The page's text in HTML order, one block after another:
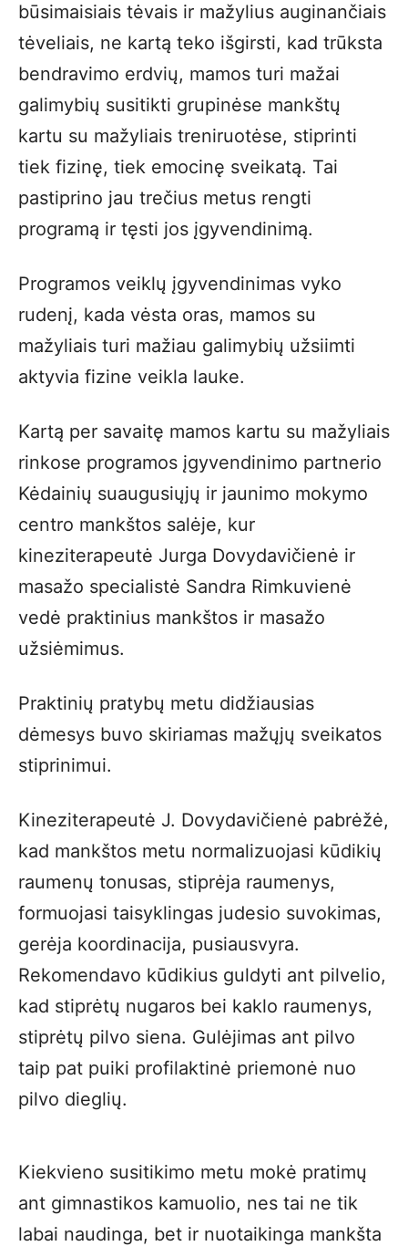
būsimaisiais tėvais ir mažylius auginančiais
tėveliais, ne kartą teko išgirsti, kad trūksta
bendravimo erdvių, mamos turi mažai
galimybių susitikti grupinėse mankštų
kartu su mažyliais treniruotėse, stiprinti
tiek fizinę, tiek emocinę sveikatą. Tai
pastiprino jau trečius metus rengti
programą ir tęsti jos įgyvendinimą.
Programos veiklų įgyvendinimas vyko
rudenį, kada vėsta oras, mamos su
mažyliais turi mažiau galimybių užsiimti
aktyvia fizine veikla lauke.
Kartą per savaitę mamos kartu su mažyliais
rinkose programos įgyvendinimo partnerio
Kėdainių suaugusiųjų ir jaunimo mokymo
centro mankštos salėje, kur
kineziterapeutė Jurga Dovydavičienė ir
masažo specialistė Sandra Rimkuvienė
vedė praktinius mankštos ir masažo
užsiėmimus.
Praktinių pratybų metu didžiausias
dėmesys buvo skiriamas mažųjų sveikatos
stiprinimui.
Kineziterapeutė J. Dovydavičienė pabrėžė,
kad mankštos metu normalizuojasi kūdikių
raumenų tonusas, stiprėja raumenys,
formuojasi taisyklingas judesio suvokimas,
gerėja koordinacija, pusiausvyra.
Rekomendavo kūdikius guldyti ant pilvelio,
kad stiprėtų nugaros bei kaklo raumenys,
stiprėtų pilvo siena. Gulėjimas ant pilvo
taip pat puiki profilaktinė priemonė nuo
pilvo dieglių.
Kiekvieno susitikimo metu mokė pratimų
ant gimnastikos kamuolio, nes tai ne tik
labai naudinga, bet ir nuotaikinga mankšta